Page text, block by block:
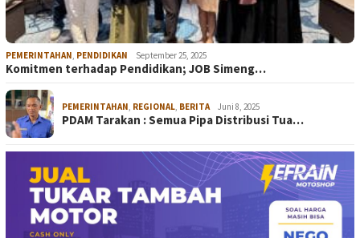
PEMERINTAHAN, PENDIDIKAN September 25, 2025
Komitmen terhadap Pendidikan; JOB Simeng…
PEMERINTAHAN, REGIONAL, BERITA Juni 8, 2025
PDAM Tarakan : Semua Pipa Distribusi Tua…